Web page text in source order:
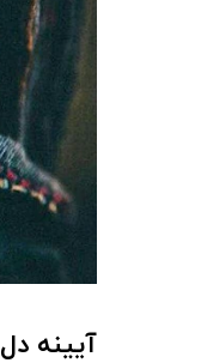
آیینه دل